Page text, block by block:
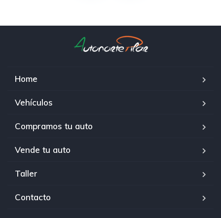
Home
Vehículos
Compramos tu auto
Vende tu auto
Taller
Contacto